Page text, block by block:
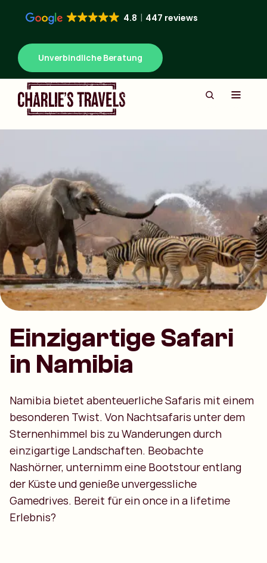
4.8 447 reviews
Unverbindliche Beratung
Einzigartige Safari
in Namibia
Namibia bietet abenteuerliche Safaris mit einem
besonderen Twist. Von Nachtsafaris unter dem
Sternenhimmel bis zu Wanderungen durch
einzigartige Landschaften. Beobachte
Nashörner, unternimm eine Bootstour entlang
der Küste und genieße unvergessliche
Gamedrives. Bereit für ein once in a lifetime
Erlebnis?